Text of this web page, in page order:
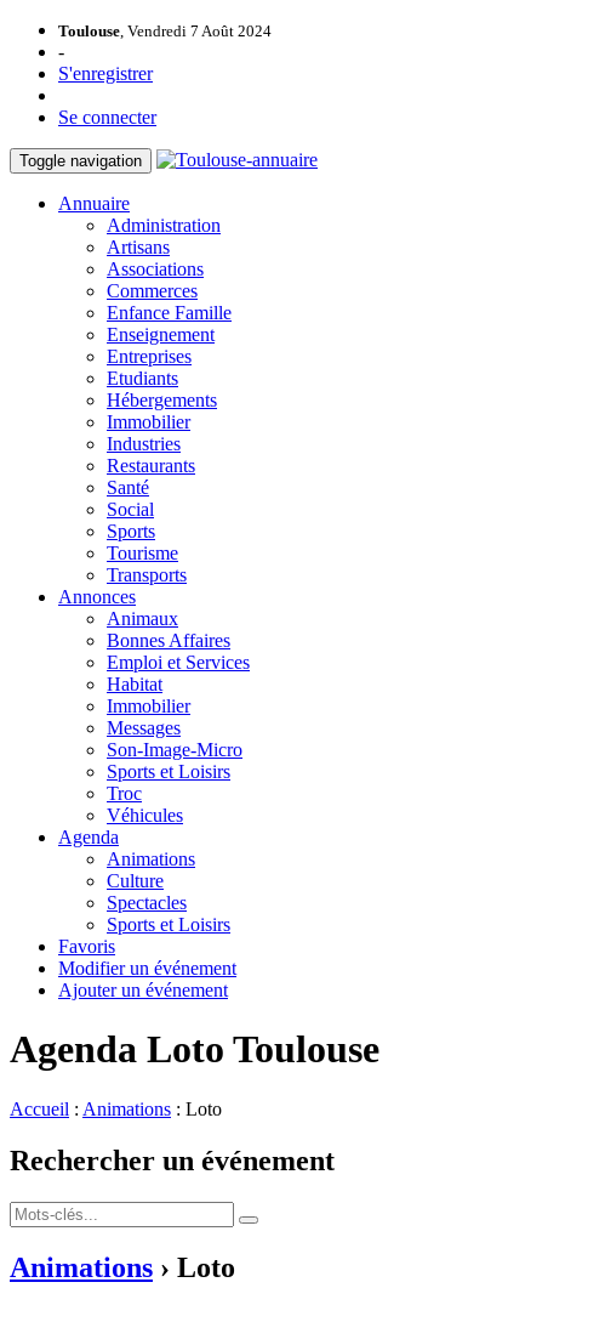
Toulouse, Vendredi 7 Août 2024
-
S'enregistrer
Se connecter
Toggle navigation
Annuaire
Administration
Artisans
Associations
Commerces
Enfance Famille
Enseignement
Entreprises
Etudiants
Hébergements
Immobilier
Industries
Restaurants
Santé
Social
Sports
Tourisme
Transports
Annonces
Animaux
Bonnes Affaires
Emploi et Services
Habitat
Immobilier
Messages
Son-Image-Micro
Sports et Loisirs
Troc
Véhicules
Agenda
Animations
Culture
Spectacles
Sports et Loisirs
Favoris
Modifier un événement
Ajouter un événement
Agenda Loto Toulouse
Accueil : Animations : Loto
Rechercher un événement
Animations › Loto